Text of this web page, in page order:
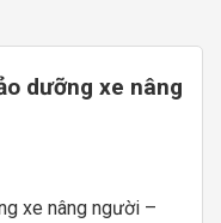
dưỡng xe nâng
xe nâng người –